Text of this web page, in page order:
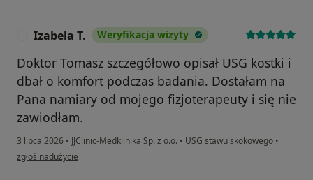
Izabela T. Weryfikacja wizyty
Doktor Tomasz szczegółowo opisał USG kostki i
dbał o komfort podczas badania. Dostałam na
Pana namiary od mojego fizjoterapeuty i się nie
zawiodłam.
3 lipca 2026 • JJClinic-Medklinika Sp. z o.o. • USG stawu skokowego •
w opinii użytkownika Izabela T.
zgłoś nadużycie